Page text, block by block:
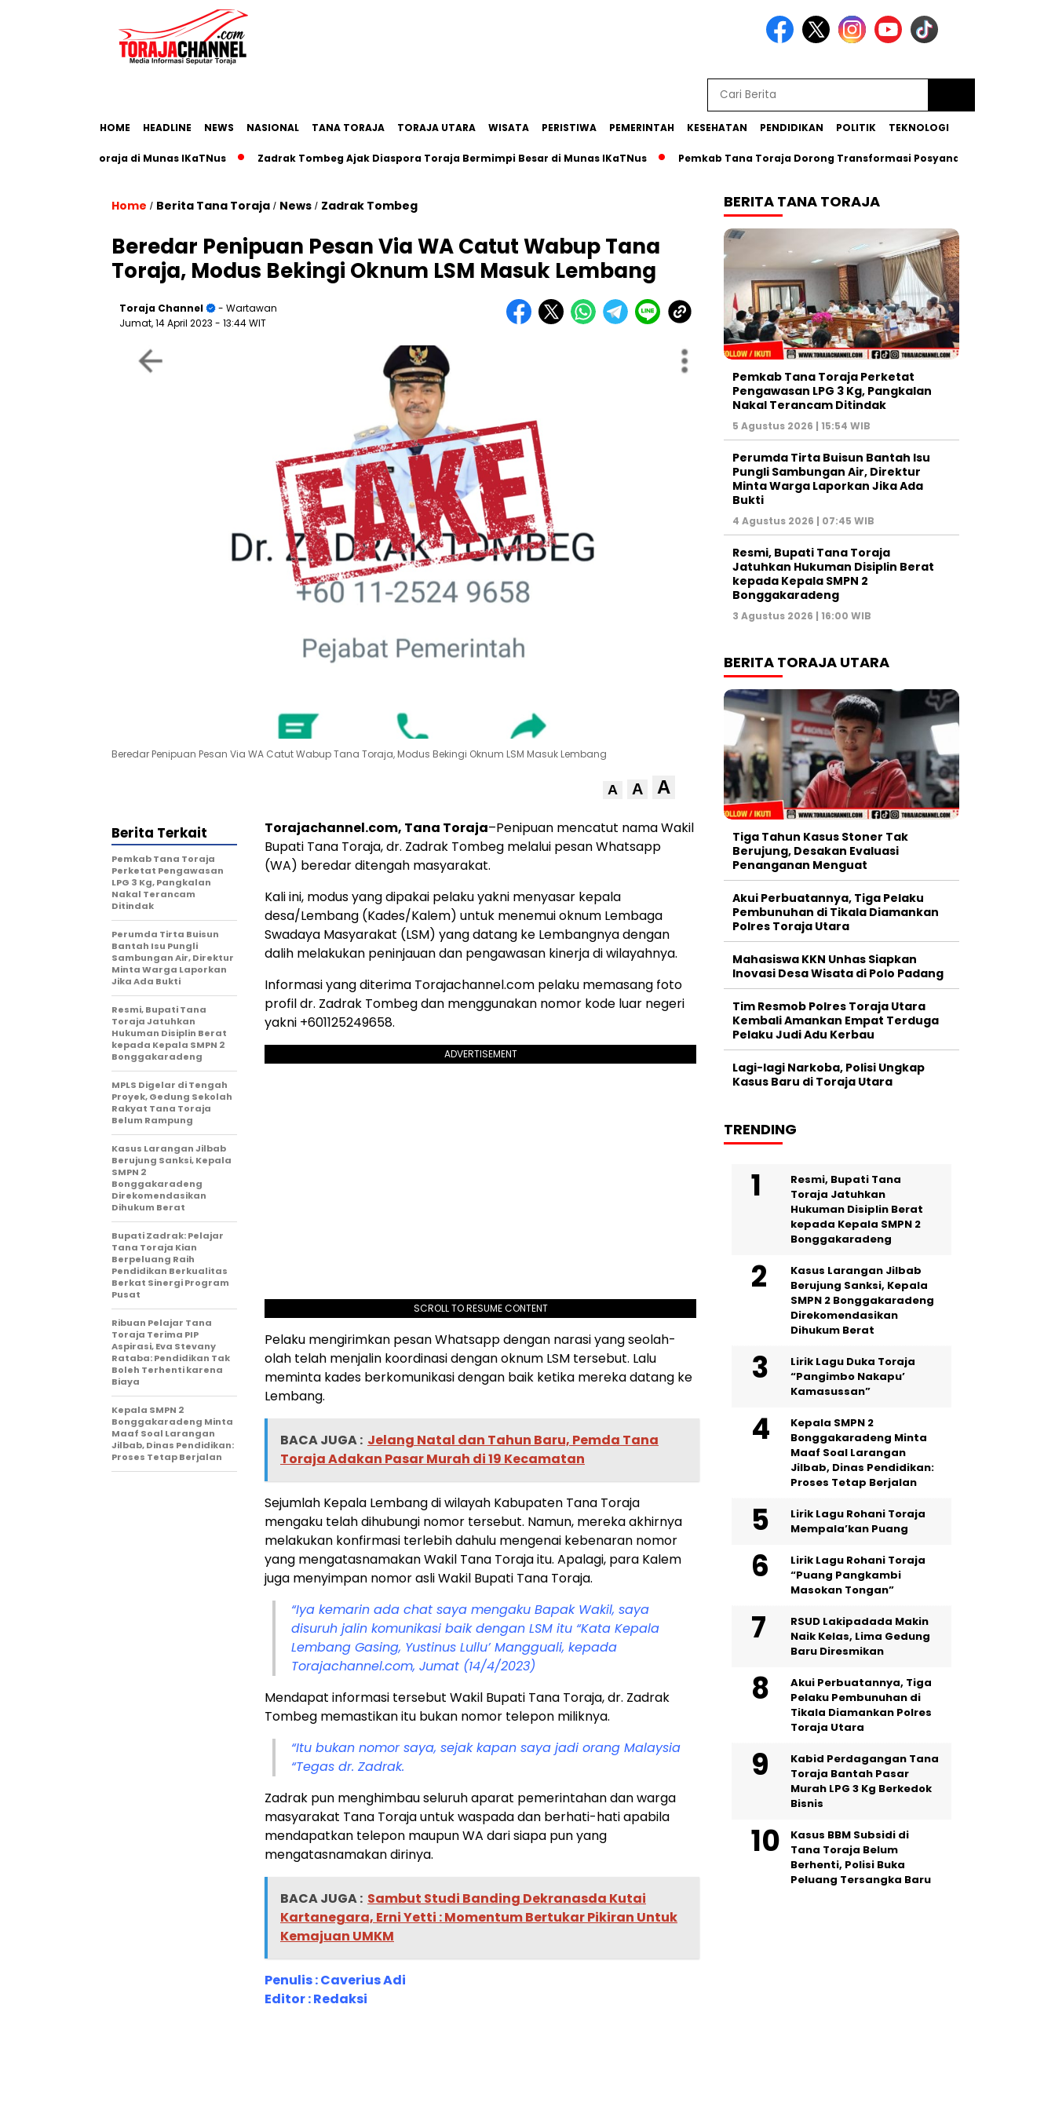
HOME HEADLINE NEWS NASIONAL TANA TORAJA TORAJA UTARA WISATA PERISTIWA PEMERINTAH KESEHATAN PENDIDIKAN POLITIK TEKNOLOGI
Toraja di Munas IKaTNus Zadrak Tombeg Ajak Diaspora Toraja Bermimpi Besar di Munas IKaTNus Pemkab Tana Toraja Dorong Transformasi Posyandu Era Baru
Home / Berita Tana Toraja / News / Zadrak Tombeg
Beredar Penipuan Pesan Via WA Catut Wabup Tana
Toraja, Modus Bekingi Oknum LSM Masuk Lembang
Toraja Channel
- Wartawan
Jumat, 14 April 2023 - 13:44 WIT
Beredar Penipuan Pesan Via WA Catut Wabup Tana Toraja, Modus Bekingi Oknum LSM Masuk Lembang
A A A
Torajachannel.com, Tana Toraja–Penipuan mencatut namaWakil
Bupati Tana Toraja, dr. Zadrak Tombeg melalui pesan Whatsapp
(WA) beredar ditengah masyarakat.
Kali ini, modus yang dipakai pelaku yakni menyasar kepala
desa/Lembang (Kades/Kalem) untuk menemui oknum Lembaga
Swadaya Masyarakat (LSM) yang datang ke Lembangnya dengan
dalih melakukan peninjauan dan pengawasan kinerja di wilayahnya.
Informasi yang diterima Torajachannel.com pelaku memasang foto
profil dr. Zadrak Tombeg dan menggunakan nomor kode luar negeri
yakni +601125249658.
ADVERTISEMENT
SCROLL TO RESUME CONTENT
Pelaku mengirimkan pesan Whatsapp dengan narasi yang seolah-
olah telah menjalin koordinasi dengan oknum LSM tersebut. Lalu
meminta kades berkomunikasi dengan baik ketika mereka datang ke
Lembang.
BACA JUGA : Jelang Natal dan Tahun Baru, Pemda Tana
Toraja Adakan Pasar Murah di 19 Kecamatan
Sejumlah Kepala Lembang di wilayah Kabupaten Tana Toraja
mengaku telah dihubungi nomor tersebut. Namun, mereka akhirnya
melakukan konfirmasi terlebih dahulu mengenai kebenaran nomor
yang mengatasnamakan Wakil Tana Toraja itu. Apalagi, para Kalem
juga menyimpan nomor asli Wakil Bupati Tana Toraja.
“Iya kemarin ada chat saya mengaku Bapak Wakil, saya
disuruh jalin komunikasi baik dengan LSM itu “Kata Kepala
Lembang Gasing, Yustinus Lullu’ Mangguali, kepada
Torajachannel.com, Jumat (14/4/2023)
Mendapat informasi tersebut Wakil Bupati Tana Toraja, dr. Zadrak
Tombeg memastikan itu bukan nomor telepon miliknya.
“Itu bukan nomor saya, sejak kapan saya jadi orang Malaysia
“Tegas dr. Zadrak.
Zadrak pun menghimbau seluruh aparat pemerintahan dan warga
masyarakat Tana Toraja untuk waspada dan berhati-hati apabila
mendapatkan telepon maupun WA dari siapa pun yang
mengatasnamakan dirinya.
BACA JUGA : Sambut Studi Banding Dekranasda Kutai
Kartanegara, Erni Yetti : Momentum Bertukar Pikiran Untuk
Kemajuan UMKM
Penulis : Caverius Adi
Editor : Redaksi
Berita Terkait
Pemkab Tana Toraja
Perketat Pengawasan
LPG 3 Kg, Pangkalan
Nakal Terancam
Ditindak
Perumda Tirta Buisun
Bantah Isu Pungli
Sambungan Air, Direktur
Minta Warga Laporkan
Jika Ada Bukti
Resmi, Bupati Tana
Toraja Jatuhkan
Hukuman Disiplin Berat
kepada Kepala SMPN 2
Bonggakaradeng
MPLS Digelar di Tengah
Proyek, Gedung Sekolah
Rakyat Tana Toraja
Belum Rampung
Kasus Larangan Jilbab
Berujung Sanksi, Kepala
SMPN 2
Bonggakaradeng
Direkomendasikan
Dihukum Berat
Bupati Zadrak: Pelajar
Tana Toraja Kian
Berpeluang Raih
Pendidikan Berkualitas
Berkat Sinergi Program
Pusat
Ribuan Pelajar Tana
Toraja Terima PIP
Aspirasi, Eva Stevany
Rataba: Pendidikan Tak
Boleh Terhenti karena
Biaya
Kepala SMPN 2
Bonggakaradeng Minta
Maaf Soal Larangan
Jilbab, Dinas Pendidikan:
Proses Tetap Berjalan
BERITA TANA TORAJA
Pemkab Tana Toraja Perketat
Pengawasan LPG 3 Kg, Pangkalan
Nakal Terancam Ditindak
5 Agustus 2026 | 15:54 WIB
Perumda Tirta Buisun Bantah Isu
Pungli Sambungan Air, Direktur
Minta Warga Laporkan Jika Ada
Bukti
4 Agustus 2026 | 07:45 WIB
Resmi, Bupati Tana Toraja
Jatuhkan Hukuman Disiplin Berat
kepada Kepala SMPN 2
Bonggakaradeng
3 Agustus 2026 | 16:00 WIB
BERITA TORAJA UTARA
Tiga Tahun Kasus Stoner Tak
Berujung, Desakan Evaluasi
Penanganan Menguat
Akui Perbuatannya, Tiga Pelaku
Pembunuhan di Tikala Diamankan
Polres Toraja Utara
Mahasiswa KKN Unhas Siapkan
Inovasi Desa Wisata di Polo Padang
Tim Resmob Polres Toraja Utara
Kembali Amankan Empat Terduga
Pelaku Judi Adu Kerbau
Lagi-lagi Narkoba, Polisi Ungkap
Kasus Baru di Toraja Utara
TRENDING
Resmi, Bupati Tana
Toraja Jatuhkan
Hukuman Disiplin Berat
kepada Kepala SMPN 2
Bonggakaradeng
Kasus Larangan Jilbab
Berujung Sanksi, Kepala
SMPN 2 Bonggakaradeng
Direkomendasikan
Dihukum Berat
Lirik Lagu Duka Toraja
“Pangimbo Nakapu’
Kamasussan”
Kepala SMPN 2
Bonggakaradeng Minta
Maaf Soal Larangan
Jilbab, Dinas Pendidikan:
Proses Tetap Berjalan
Lirik Lagu Rohani Toraja
Mempala’kan Puang
Lirik Lagu Rohani Toraja
“Puang Pangkambi
Masokan Tongan”
RSUD Lakipadada Makin
Naik Kelas, Lima Gedung
Baru Diresmikan
Akui Perbuatannya, Tiga
Pelaku Pembunuhan di
Tikala Diamankan Polres
Toraja Utara
Kabid Perdagangan Tana
Toraja Bantah Pasar
Murah LPG 3 Kg Berkedok
Bisnis
Kasus BBM Subsidi di
Tana Toraja Belum
Berhenti, Polisi Buka
Peluang Tersangka Baru